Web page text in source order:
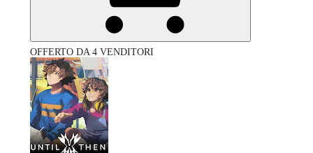
OFFERTO DA 4 VENDITORI